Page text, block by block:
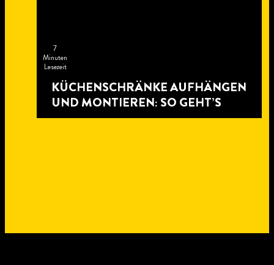
7
Minuten
Lesezeit
KÜCHENSCHRÄNKE AUFHÄNGEN
UND MONTIEREN: SO GEHT’S